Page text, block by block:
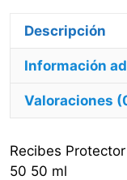
Descripción
Información
Valoraciones
Recibes
50 50 ml